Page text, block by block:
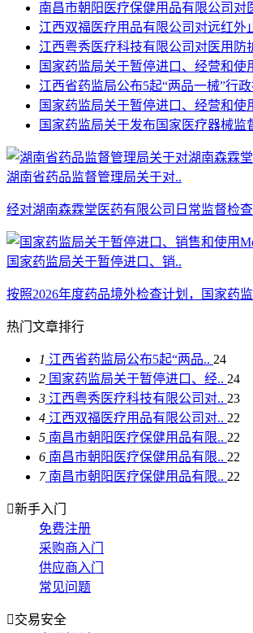
南昌市朝阳医疗保健用品有限公司对
江西双福医疗用品有限公司对远红外
江西粤秀医疗科技有限公司对医用防
国家药监局关于暂停进口、经营和使
江西省药监局公布5起“两品一械”行
国家药监局关于暂停进口、经营和使
国家药监局关于发布国家医疗器械监
湖南省药品监督管理局关于对..
经对湖南森霖堂医药有限公司日常监督检
国家药监局关于暂停进口、销..
按照2026年度药品境外检查计划，国家药
热门文章排行
1 江西省药监局公布5起“两品.. 24
2 国家药监局关于暂停进口、经.. 24
3 江西粤秀医疗科技有限公司对.. 23
4 江西双福医疗用品有限公司对.. 22
5 南昌市朝阳医疗保健用品有限.. 22
6 南昌市朝阳医疗保健用品有限.. 22
7南昌市朝阳医疗保健用品有限.. 22
新手入门
免费注册
采购商入门
供应商入门
常见问题
交易安全